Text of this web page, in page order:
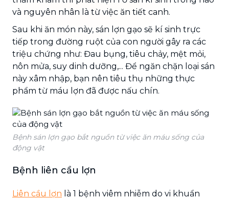
và nguyên nhân là từ việc ăn tiết canh.
Sau khi ăn món này, sán lợn gạo sẽ kí sinh trực
tiếp trong đường ruột của con người gây ra các
triệu chứng như: Đau bụng, tiêu chảy, mệt mỏi,
nôn mửa, suy dinh dưỡng,... Để ngăn chặn loại sán
này xâm nhập, bạn nên tiêu thụ những thực
phẩm từ máu lợn đã được nấu chín.
Bệnh sán lợn gạo bắt nguồn từ việc ăn máu sống của
động vật
Bệnh liên cầu lợn
Liên cầu lợn là 1 bệnh viêm nhiễm do vi khuẩn